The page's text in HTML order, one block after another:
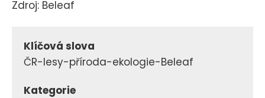
Zdroj: Beleaf
Klíčová slova
ČR-lesy-příroda-ekologie-Beleaf
Kategorie